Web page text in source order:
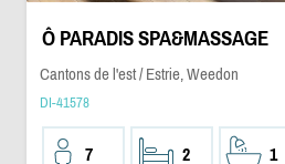
Ô PARADIS SPA&MASSAGE
Cantons de l'est / Estrie, Weedon
DI-41578
7 2 1